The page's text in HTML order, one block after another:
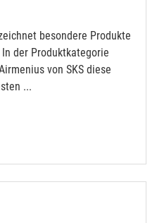
besondere Produkte
der Produktkategorie
von SKS diese
...